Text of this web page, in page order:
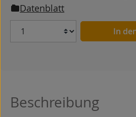
Datenblatt
Anzahl In
Beschreibung